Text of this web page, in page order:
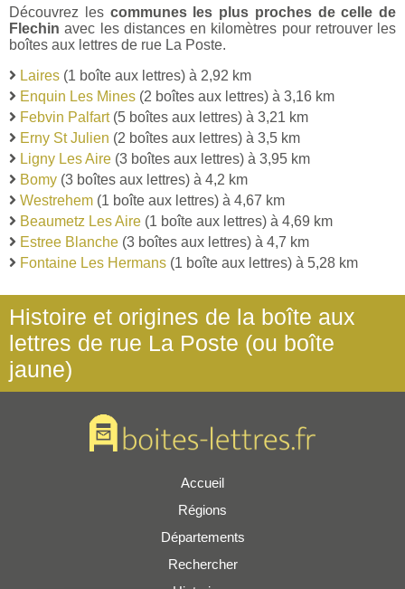
Découvrez les communes les plus proches de celle de
Flechin avec les distances en kilomètres pour retrouver les
boîtes aux lettres de rue La Poste.
Laires (1 boîte aux lettres) à 2,92 km
Enquin Les Mines (2 boîtes aux lettres) à 3,16 km
Febvin Palfart(5 boîtes aux lettres) à 3,21 km
Erny St Julien (2 boîtes aux lettres) à 3,5 km
Ligny Les Aire (3 boîtes aux lettres) à 3,95 km
Bomy (3 boîtes aux lettres) à 4,2 km
Westrehem (1 boîte aux lettres) à 4,67 km
Beaumetz Les Aire (1 boîte aux lettres) à 4,69 km
Estree Blanche (3 boîtes aux lettres) à 4,7 km
Fontaine Les Hermans (1 boîte aux lettres) à 5,28 km
Histoire et origines de la boîte aux
lettres de rue La Poste (ou boîte
jaune)
Accueil
Régions
Départements
Rechercher